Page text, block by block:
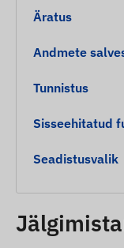
Ekvatoriaal-
Kreeka,
Hongkong,
Jordaania,
Malta, Mehhiko,
Palestiina,
Portugal,
Äratus
Andmete
Tunnistus
Sisseehitatud
Seadistusvalik